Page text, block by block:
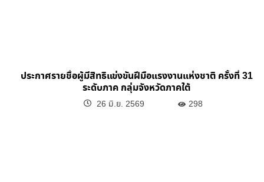
ประกาศรายชื่อผู้มีสิทธิแข่งขันฝีมือแรงงานแห่งชาติ ครั้งที่ 31
ระดับภาค กลุ่มจังหวัดภาคใต้
26 มิ.ย. 2569 298